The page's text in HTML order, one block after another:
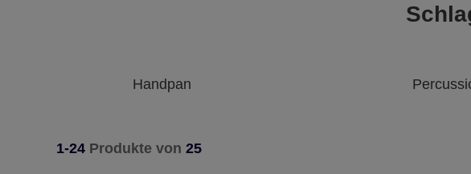
Handpan
1-24 Produkte von 25